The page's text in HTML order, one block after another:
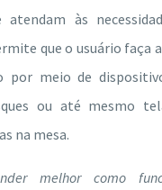
atendam às
que o usuário faça
por meio de
ou até mesmo
na mesa.
melhor como